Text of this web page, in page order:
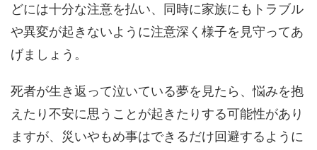
どには十分な注意を払い、同時に家族にもトラブル
や異変が起きないように注意深く様子を見守ってあ
げましょう。
死者が生き返って泣いている夢を見たら、悩みを抱
えたり不安に思うことが起きたりする可能性があり
ますが、災いやもめ事はできるだけ回避するように